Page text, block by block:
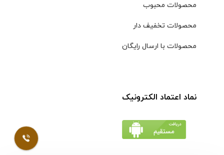
محصولات محبوب
محصولات تخفیف دار
محصولات با ارسال رایگان
نماد اعتماد الکترونیک